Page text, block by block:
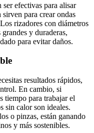
ser efectivas para alisar
para crear ondas
rizadores con diámetros
y duraderas,
para evitar daños.
resultados rápidos,
En cambio, si
tiempo para trabajar el
sin calor son ideales.
o pinzas, están ganando
y más sostenibles.